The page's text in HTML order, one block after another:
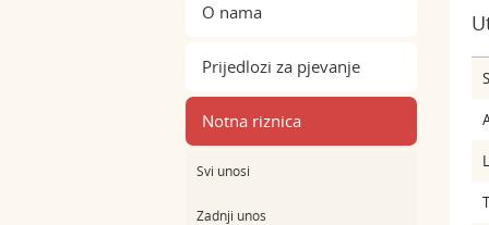
O nama
Prijedlozi za pjevanje
Notna riznica
Svi unosi
Zadnji unos